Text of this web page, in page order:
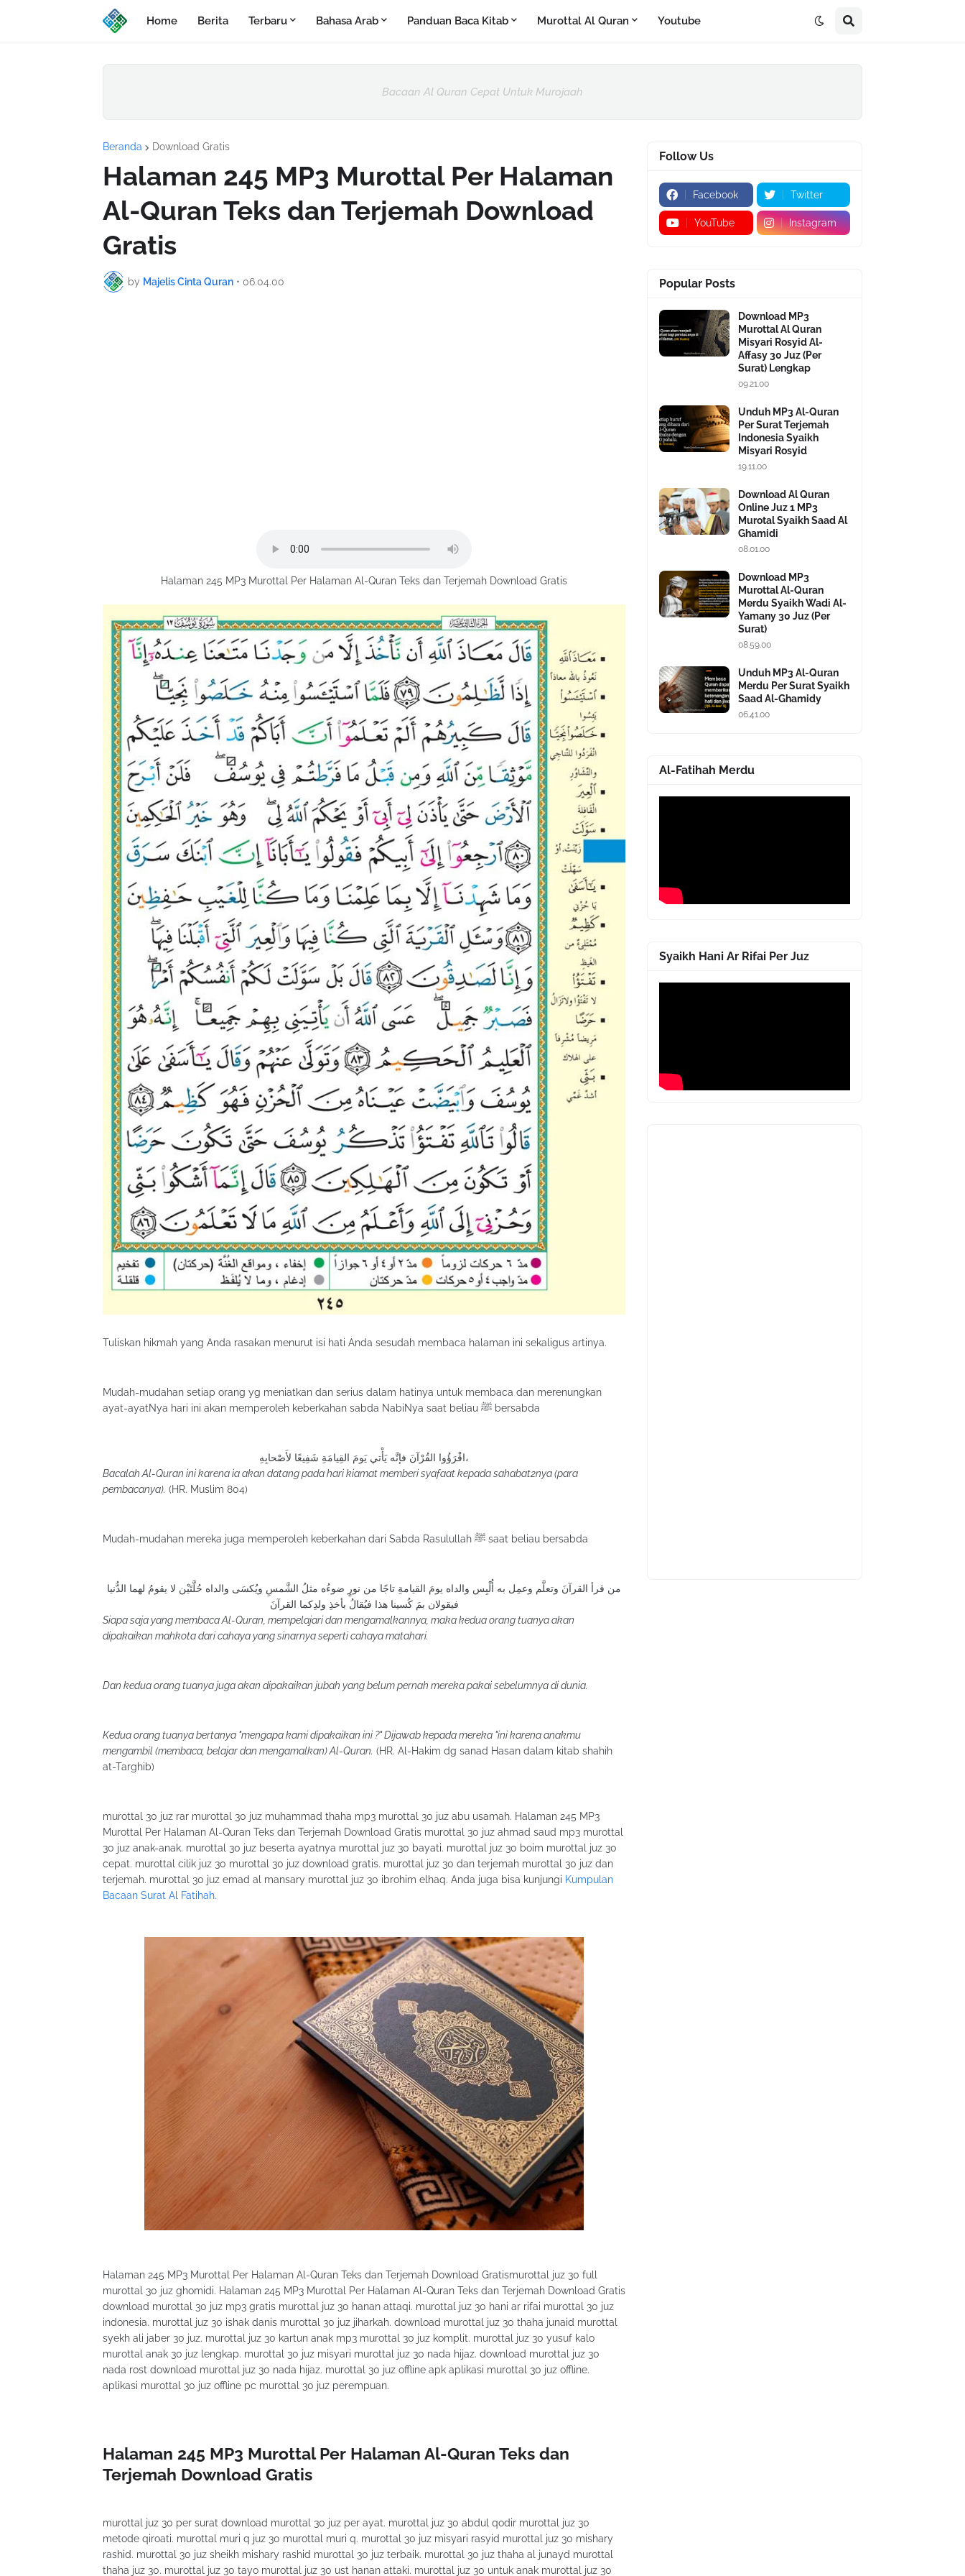
Home Berita Terbaru Bahasa Arab Panduan Baca Kitab Murottal Al Quran Youtube
Bacaan Al Quran Cepat Untuk Murojaah
Beranda Download Gratis
Halaman 245 MP3 Murottal Per Halaman
Al-Quran Teks dan Terjemah Download
Gratis
by Majelis Cinta Quran • 06.04.00
Halaman 245 MP3 Murottal Per Halaman Al-Quran Teks dan Terjemah Download Gratis
Tuliskan hikmah yang Anda rasakan menurut isi hati Anda sesudah membaca halaman ini sekaligus artinya.
Mudah-mudahan setiap orang yg meniatkan dan serius dalam hatinya untuk membaca dan merenungkan
ayat-ayatNya hari ini akan memperoleh keberkahan sabda NabiNya saat beliau ﷺ bersabda
اقْرَؤُوا القُرْآنَ فإنَّه يَأْتي يَومَ القِيامَةِ شَفِيعًا لأَصْحابِهِ،
Bacalah Al-Quran ini karena ia akan datang pada hari kiamat memberi syafaat kepada sahabat2nya (para
pembacanya). (HR. Muslim 804)
Mudah-mudahan mereka juga memperoleh keberkahan dari Sabda Rasulullah ﷺ saat beliau bersabda
من قرأ القرآنَ وتعلَّم وعمِل به أُلْبِس والداه يومَ القيامةِ تاجًا من نورٍ ضوءُه مثلُ الشَّمسِ ويُكسَى والداه حُلَّتَيْن لا يقومُ لهما الدُّنيا
فيقولان بمَ كُسينا هذا فيُقالُ بأخذِ ولدِكما القرآنَ
Siapa saja yang membaca Al-Quran, mempelajari dan mengamalkannya, maka kedua orang tuanya akan
dipakaikan mahkota dari cahaya yang sinarnya seperti cahaya matahari.
Dan kedua orang tuanya juga akan dipakaikan jubah yang belum pernah mereka pakai sebelumnya di dunia.
Kedua orang tuanya bertanya "mengapa kami dipakaikan ini ?" Dijawab kepada mereka "ini karena anakmu
mengambil (membaca, belajar dan mengamalkan) Al-Quran. (HR. Al-Hakim dg sanad Hasan dalam kitab shahih
at-Targhib)
murottal 30 juz rar murottal 30 juz muhammad thaha mp3 murottal 30 juz abu usamah. Halaman 245 MP3
Murottal Per Halaman Al-Quran Teks dan Terjemah Download Gratis murottal 30 juz ahmad saud mp3 murottal
30 juz anak-anak. murottal 30 juz beserta ayatnya murottal juz 30 bayati. murottal juz 30 boim murottal juz 30
cepat. murottal cilik juz 30 murottal 30 juz download gratis. murottal juz 30 dan terjemah murottal 30 juz dan
terjemah. murottal 30 juz emad al mansary murottal juz 30 ibrohim elhaq. Anda juga bisa kunjungi Kumpulan
Bacaan Surat Al Fatihah.
Halaman 245 MP3 Murottal Per Halaman Al-Quran Teks dan Terjemah Download Gratismurottal juz 30 full
murottal 30 juz ghomidi. Halaman 245 MP3 Murottal Per Halaman Al-Quran Teks dan Terjemah Download Gratis
download murottal 30 juz mp3 gratis murottal juz 30 hanan attaqi. murottal juz 30 hani ar rifai murottal 30 juz
indonesia. murottal juz 30 ishak danis murottal 30 juz jiharkah. download murottal juz 30 thaha junaid murottal
syekh ali jaber 30 juz. murottal juz 30 kartun anak mp3 murottal 30 juz komplit. murottal juz 30 yusuf kalo
murottal anak 30 juz lengkap. murottal 30 juz misyari murottal juz 30 nada hijaz. download murottal juz 30
nada rost download murottal juz 30 nada hijaz. murottal 30 juz offline apk aplikasi murottal 30 juz offline.
aplikasi murottal 30 juz offline pc murottal 30 juz perempuan.
Halaman 245 MP3 Murottal Per Halaman Al-Quran Teks dan
Terjemah Download Gratis
murottal juz 30 per surat download murottal 30 juz per ayat. murottal juz 30 abdul qodir murottal juz 30
metode qiroati. murottal muri q juz 30 murottal muri q. murottal 30 juz misyari rasyid murottal juz 30 mishary
rashid. murottal 30 juz sheikh mishary rashid murottal 30 juz terbaik. murottal 30 juz thaha al junayd murottal
thaha juz 30. murottal juz 30 tayo murottal juz 30 ust hanan attaki. murottal juz 30 untuk anak murottal juz 30
Follow Us
Facebook Twitter
YouTube Instagram
Popular Posts
Download MP3
Murottal Al Quran
Misyari Rosyid Al-
Affasy 30 Juz (Per
Surat) Lengkap
09.21.00
Unduh MP3 Al-Quran
Per Surat Terjemah
Indonesia Syaikh
Misyari Rosyid
19.11.00
Download Al Quran
Online Juz 1 MP3
Murotal Syaikh Saad Al
Ghamidi
08.01.00
Download MP3
Murottal Al-Quran
Merdu Syaikh Wadi Al-
Yamany 30 Juz (Per
Surat)
08.59.00
Unduh MP3 Al-Quran
Merdu Per Surat Syaikh
Saad Al-Ghamidy
06.41.00
Al-Fatihah Merdu
Syaikh Hani Ar Rifai Per Juz